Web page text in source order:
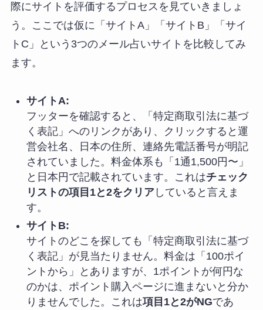
際にサイトを評価するプロセスを見ていきましょ
う。ここでは仮に「サイトA」「サイトB」「サイ
トC」という3つのメール占いサイトを比較してみ
ます。
サイトA:
フッターを確認すると、「特定商取引法に基づ
く表記」へのリンクがあり、クリックすると運
営会社名、日本の住所、連絡先電話番号が明記
されていました。料金体系も「1通1,500円〜」
と日本円で記載されています。これはチェック
リストの項目1と2をクリアしていると言えま
す。
サイトB:
サイトのどこを探しても「特定商取引法に基づ
く表記」が見当たりません。料金は「100ポイ
ントから」とありますが、1ポイントが何円な
のかは、ポイント購入ページに進まないと分か
りませんでした。これは項目1と2がNGであ